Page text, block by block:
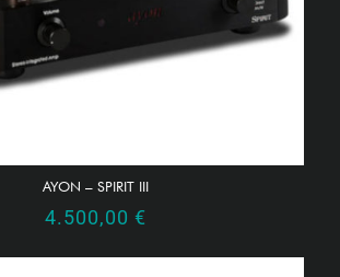
AYON – SPIRIT III
4.500,00 €